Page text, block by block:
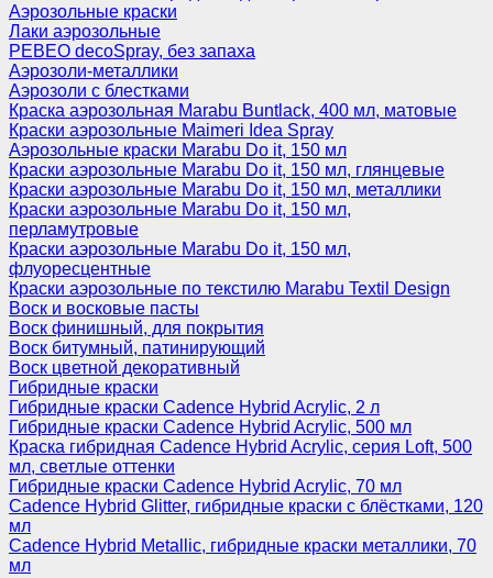
Аэрозольные краски
Лаки аэрозольные
PEBEO decoSpray, без запаха
Аэрозоли-металлики
Аэрозоли с блестками
Краска аэрозольная Marabu Buntlack, 400 мл, матовые
Краски аэрозольные Maimeri Idea Spray
Аэрозольные краски Marabu Do it, 150 мл
Краски аэрозольные Marabu Do it, 150 мл, глянцевые
Краски аэрозольные Marabu Do it, 150 мл, металлики
Краски аэрозольные Marabu Do it, 150 мл,
перламутровые
Краски аэрозольные Marabu Do it, 150 мл,
флуоресцентные
Краски аэрозольные по текстилю Marabu Textil Design
Воск и восковые пасты
Воск финишный, для покрытия
Воск битумный, патинирующий
Воск цветной декоративный
Гибридные краски
Гибридные краски Cadence Hybrid Acrylic, 2 л
Гибридные краски Cadence Hybrid Acrylic, 500 мл
Краска гибридная Cadence Hybrid Acrylic, серия Loft, 500
мл, светлые оттенки
Гибридные краски Cadence Hybrid Acrylic, 70 мл
Cadence Hybrid Glitter, гибридные краски с блёстками, 120
мл
Cadence Hybrid Metallic, гибридные краски металлики, 70
мл